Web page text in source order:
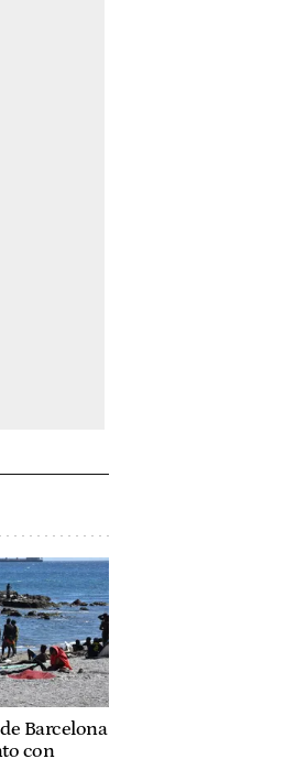
Barcelona
con